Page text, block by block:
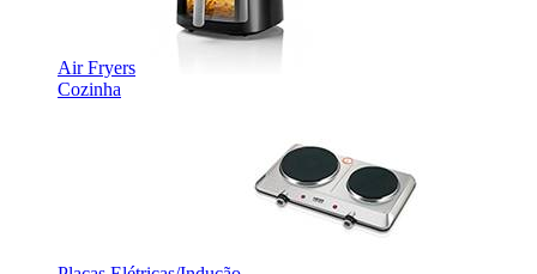
Air Fryers
Cozinha